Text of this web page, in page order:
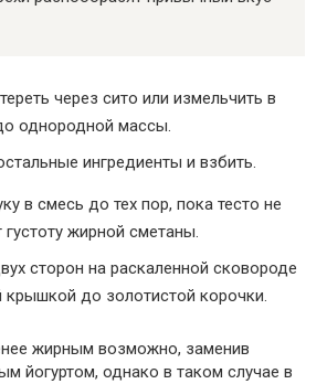
через сито или измельчить в
однородной массы.
ингредиенты и взбить.
в смесь до тех пор, пока тесто не
густоту жирной сметаны.
сторон на раскаленной сковороде
крышкой до золотистой корочки.
жирным возможно, заменив
йогуртом, однако в таком случае в